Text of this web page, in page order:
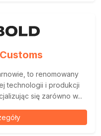
to renomowany
technologii i produkcji
się zarówno w...